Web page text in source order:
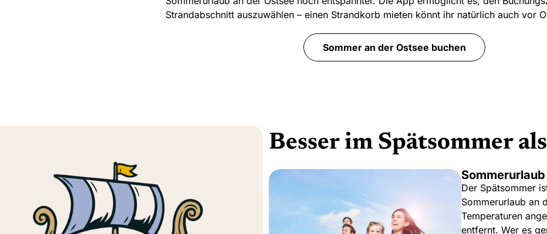
Strandabschnitt auszuwählen – einen Strandkorb mieten könnt ihr natürlich auch vor
Sommer an der Ostsee buchen
Besser im Spätsommer
Der Spätsommer
Sommerurlaub an
Temperaturen
entfernt. Wer es